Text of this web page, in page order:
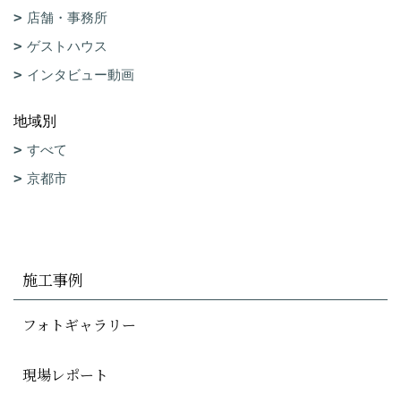
店舗・事務所
ゲストハウス
インタビュー動画
地域別
すべて
京都市
施工事例
フォトギャラリー
現場レポート